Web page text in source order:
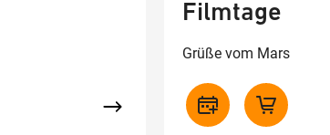
Filmtage
Grüße vom Mars